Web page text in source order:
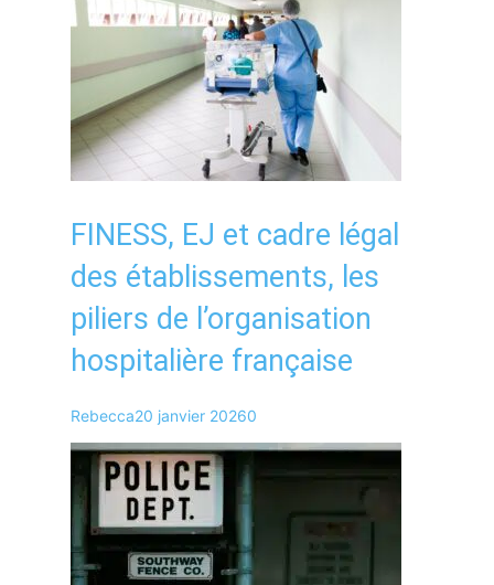
FINESS, EJ et cadre légal
des établissements, les
piliers de l’organisation
hospitalière française
Rebecca20 janvier 20260